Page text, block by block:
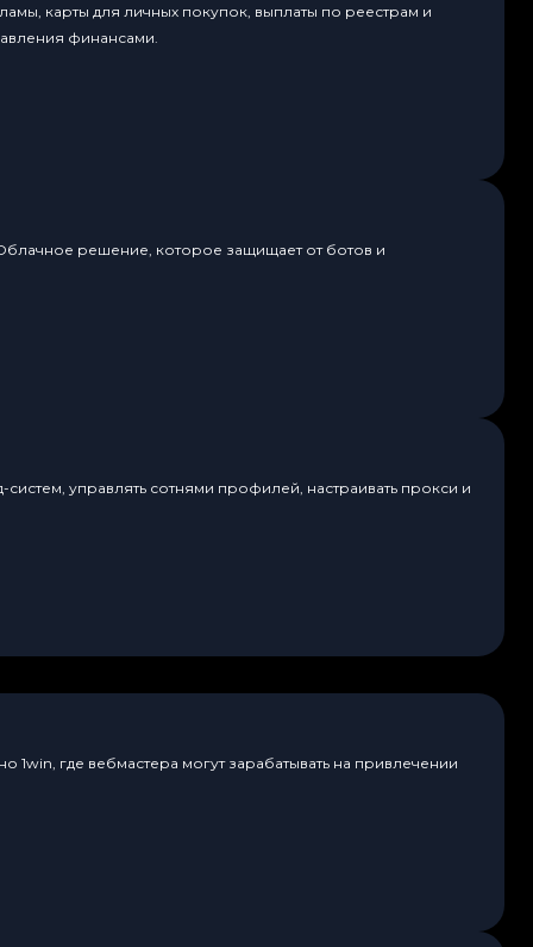
карты для личных покупок, выплаты по реестрам и
финансами.
решение, которое защищает от ботов и
управлять сотнями профилей, настраивать прокси и
где вебмастера могут зарабатывать на привлечении